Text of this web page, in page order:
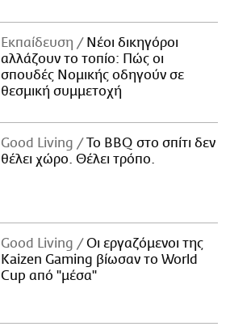
Εκπαίδευση
Νέοι δικηγόροι
αλλάζουν το τοπίο: Πώς οι
σπουδές Νομικής οδηγούν σε
θεσμική συμμετοχή
Good Living
Το BBQ στο σπίτι δεν
θέλει χώρο. Θέλει τρόπο.
Good Living
Οι εργαζόμενοι της
Kaizen Gaming βίωσαν το World
Cup από "μέσα"